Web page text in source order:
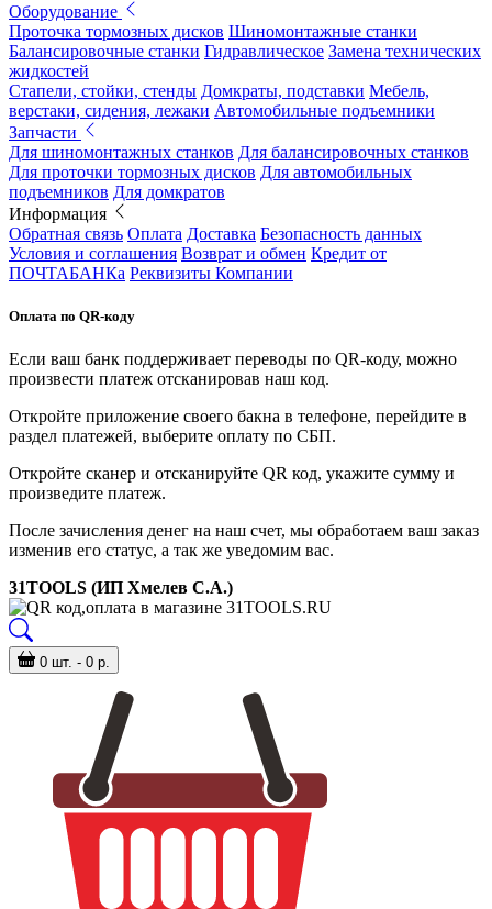
Оборудование
Проточка тормозных дисков Шиномонтажные станки
Балансировочные станки Гидравлическое Замена технических
жидкостей
Стапели, стойки, стенды Домкраты, подставки Мебель,
верстаки, сидения, лежаки Автомобильные подъемники
Запчасти
Для шиномонтажных станков Для балансировочных станков
Для проточки тормозных дисков Для автомобильных
подъемников Для домкратов
Информация
Обратная связь Оплата Доставка Безопасность данных
Условия и соглашения Возврат и обмен Кредит от
ПОЧТАБАНКа Реквизиты Компании
Оплата по QR-коду
Если ваш банк поддерживает переводы по QR-коду, можно
произвести платеж отсканировав наш код.
Откройте приложение своего бакна в телефоне, перейдите в
раздел платежей, выберите оплату по СБП.
Откройте сканер и отсканируйте QR код, укажите сумму и
произведите платеж.
После зачисления денег на наш счет, мы обработаем ваш заказ
изменив его статус, а так же уведомим вас.
31TOOLS (ИП Хмелев С.А.)
0 шт. - 0 р.